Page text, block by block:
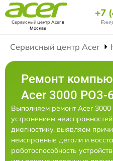
Сервисный центр Acerв
Москве
+7
Сервисный центр Acer
Ремонт
Acer 3000
Выполняем ремонт Acer
устранением
диагностику, выявляем
неисправные детали и
работоспособность